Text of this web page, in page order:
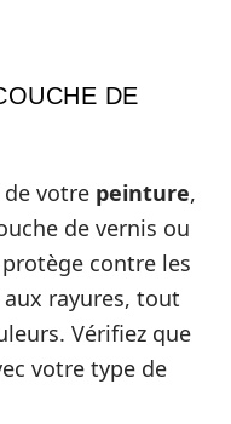
DE
votre peinture,
de vernis ou
contre les
aux rayures, tout
Vérifiez que
votre type de